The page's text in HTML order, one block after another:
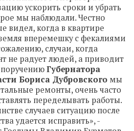
ускорить сроки и убрать
мы наблюдали. Честно
видел, когда в квартире
вперемешку с фекалиями
случаи, когда
не радует людей, а приводит
Губернатора
Бориса Дубровского мы
ремонты, очень часто
переделывать работы.
случаев ситуацию после
удается исправить», -